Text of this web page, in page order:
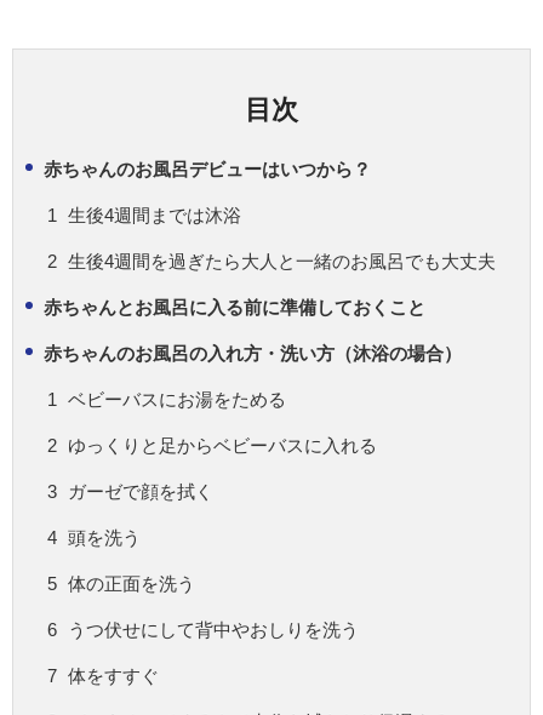
目次
赤ちゃんのお風呂デビューはいつから？
生後4週間までは沐浴
生後4週間を過ぎたら大人と一緒のお風呂でも大丈夫
赤ちゃんとお風呂に入る前に準備しておくこと
赤ちゃんのお風呂の入れ方・洗い方（沐浴の場合）
ベビーバスにお湯をためる
ゆっくりと足からベビーバスに入れる
ガーゼで顔を拭く
頭を洗う
体の正面を洗う
うつ伏せにして背中やおしりを洗う
体をすすぐ